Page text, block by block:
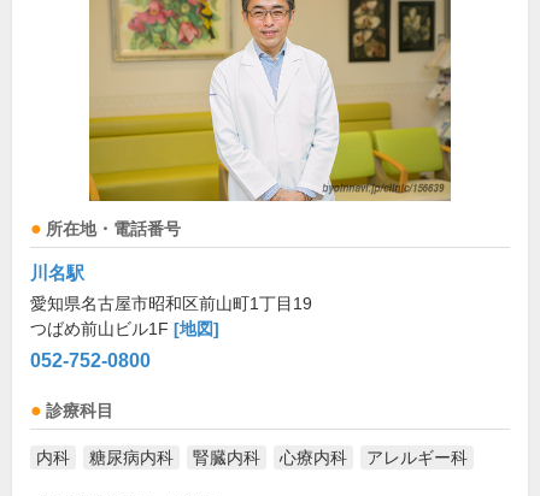
所在地・電話番号
川名駅
愛知県名古屋市昭和区前山町1丁目19
つばめ前山ビル1F [地図]
052-752-0800
診療科目
内科 糖尿病内科 腎臓内科 心療内科 アレルギー科